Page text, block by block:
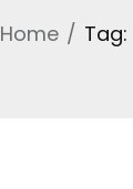
Home